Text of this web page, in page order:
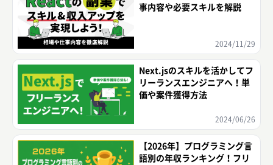
事内容や必要スキルを解説
2024/11/29
Next.jsのスキルを活かしてフ
リーランスエンジニアへ！単
価や案件獲得方法
2024/06/26
【2026年】プログラミング言
語別の年収ランキング！フリ